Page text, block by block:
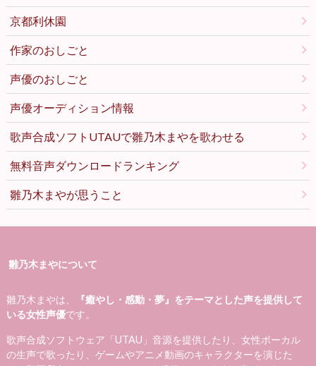
京都利休園
作家のおしごと
声優のおしごと
声優オーディション情報
歌声合成ソフトUTAUで雛乃木まやを歌わせる
無料音声ダウンロードランキング
雛乃木まやが思うこと
雛乃木まやについて
雛乃木まやは、
『癒やし・感動・夢』をテーマとした声を提供して
いる女性声優です。
歌声合成ソフトウェア「UTAU」音源を提供したり、女性ボーカル
の生声で歌ったり、ゲームやアニメ動画のキャラクターを演じた